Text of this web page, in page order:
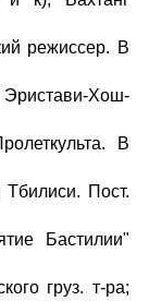
режиссер. В
Эристави-Хош-
В
Тбилиси. Пост.
Бастилии"
груз. т-ра;